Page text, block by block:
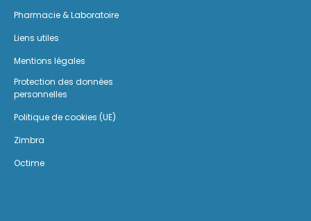
Pharmacie & Laboratoire
Liens utiles
Mentions légales
Protection des données
personnelles
Politique de cookies (UE)
Zimbra
Octime